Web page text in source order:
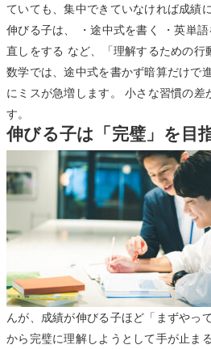
ていても、集中できていなければ成績
伸びる子は、 ・途中式を書く ・英単
直しをする など、「理解するための行
数学では、途中式を書かず暗算だけで
にミスが急増します。 小さな習慣の差
す。
伸びる子は「完璧」を目
んが、成績が伸びる子ほど「まずやっ
から完璧に理解しようとして手が止ま